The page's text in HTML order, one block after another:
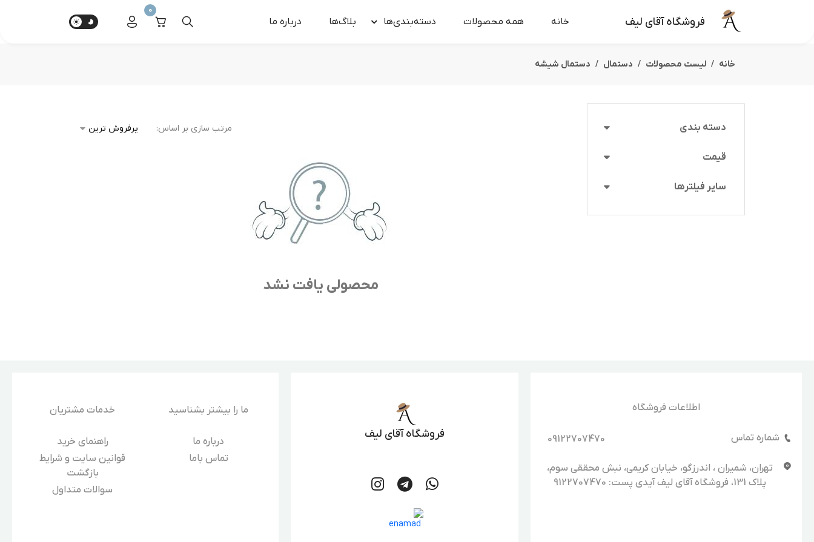
فروشگاه آقای لیف خانه همه محصولات دسته‌بندی‌ها بلاگ‌ها درباره‌ ما
0
خانه لیست محصولات دستمال دستمال شیشه
دسته بندی
قیمت
سایر فیلترها
مرتب سازی بر اساس:
محصولی یافت نشد
اطلاعات فروشگاه
شماره تماس 09122707470
تهران، شمیران ، اندرزگو، خیابان کریمی، نبش محققی سوم،
پلاک 131، فروشگاه آقای لیف آیدی پست: 9122707470
فروشگاه آقای لیف
ما را بیشتر بشناسید
درباره‌ ما
تماس باما
خدمات مشتریان
راهنمای خرید
قوانین سایت و شرایط
بازگشت
سوالات متداول